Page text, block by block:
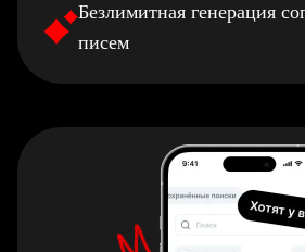
Безлимитная генерация
писем